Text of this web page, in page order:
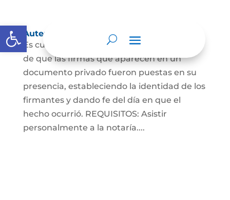
Abrir barra de herramientas
Autenticaciones
Es cuando el notario da testimonio escrito
de que las firmas que aparecen en un
documento privado fueron puestas en su
presencia, estableciendo la identidad de los
firmantes y dando fe del día en que el
hecho ocurrió. REQUISITOS: Asistir
personalmente a la notaría....